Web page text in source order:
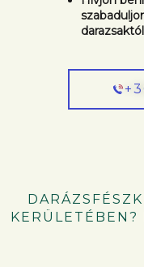
KERÜLETÉBEN?